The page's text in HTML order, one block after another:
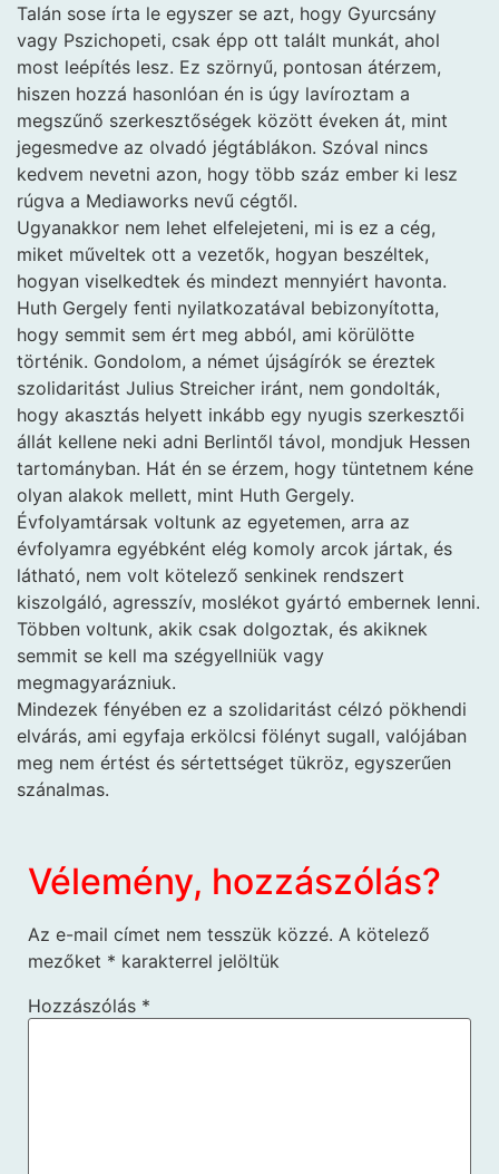
Talán sose írta le egyszer se azt, hogy Gyurcsány
vagy Pszichopeti, csak épp ott talált munkát, ahol
most leépítés lesz. Ez szörnyű, pontosan átérzem,
hiszen hozzá hasonlóan én is úgy lavíroztam a
megszűnő szerkesztőségek között éveken át, mint
jegesmedve az olvadó jégtáblákon. Szóval nincs
kedvem nevetni azon, hogy több száz ember ki lesz
rúgva a Mediaworks nevű cégtől.
Ugyanakkor nem lehet elfelejeteni, mi is ez a cég,
miket műveltek ott a vezetők, hogyan beszéltek,
hogyan viselkedtek és mindezt mennyiért havonta.
Huth Gergely fenti nyilatkozatával bebizonyította,
hogy semmit sem ért meg abból, ami körülötte
történik. Gondolom, a német újságírók se éreztek
szolidaritást Julius Streicher iránt, nem gondolták,
hogy akasztás helyett inkább egy nyugis szerkesztői
állát kellene neki adni Berlintől távol, mondjuk Hessen
tartományban. Hát én se érzem, hogy tüntetnem kéne
olyan alakok mellett, mint Huth Gergely.
Évfolyamtársak voltunk az egyetemen, arra az
évfolyamra egyébként elég komoly arcok jártak, és
látható, nem volt kötelező senkinek rendszert
kiszolgáló, agresszív, moslékot gyártó embernek lenni.
Többen voltunk, akik csak dolgoztak, és akiknek
semmit se kell ma szégyellniük vagy
megmagyarázniuk.
Mindezek fényében ez a szolidaritást célzó pökhendi
elvárás, ami egyfaja erkölcsi fölényt sugall, valójában
meg nem értést és sértettséget tükröz, egyszerűen
szánalmas.
Vélemény, hozzászólás?
Az e-mail címet nem tesszük közzé. A kötelező
mezőket * karakterrel jelöltük
Hozzászólás *